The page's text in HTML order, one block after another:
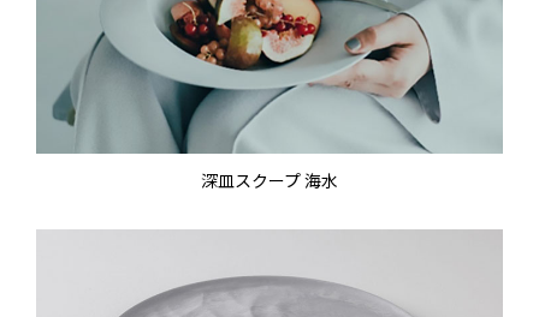
深皿スクープ 海水